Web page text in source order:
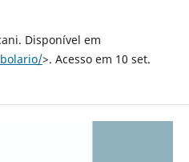
Disponível em
>. Acesso em 10 set.